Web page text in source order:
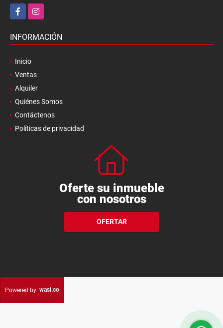
FacebookInstagram
INFORMACIÓN
Inicio
Ventas
Alquiler
Quiénes Somos
Contáctenos
Políticas de privacidad
Oferte su inmueble
con nosotros
OFERTAR
Powered by: wasi.co